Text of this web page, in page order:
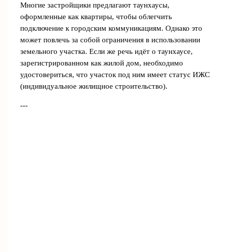
Многие застройщики предлагают таунхаусы,
оформленные как квартиры, чтобы облегчить
подключение к городским коммуникациям. Однако это
может повлечь за собой ограничения в использовании
земельного участка. Если же речь идёт о таунхаусе,
зарегистрированном как жилой дом, необходимо
удостовериться, что участок под ним имеет статус ИЖС
(индивидуальное жилищное строительство).
---